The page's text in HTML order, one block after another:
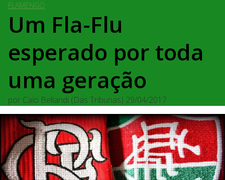
FLAMENGO
Um Fla-Flu
esperado por toda
uma geração
por Caio Bellandi (Das Tribunas) 29/04/2017